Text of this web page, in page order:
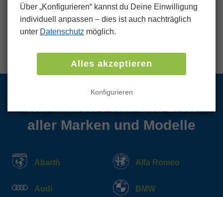
für einen sicheren und transparenten
Verkaufsprozess, bei dem die Zufriedenheit unserer
Kunden an erster Stelle steht.
aller Marken und Modelle
Abarth Alfa Romeo
Audi BMW
Über „Konfigurieren“ kannst du Deine Einwilligung
individuell anpassen ‒ dies ist auch nachträglich
unter Datenschutz möglich.
Alles akzeptieren
Konfigurieren